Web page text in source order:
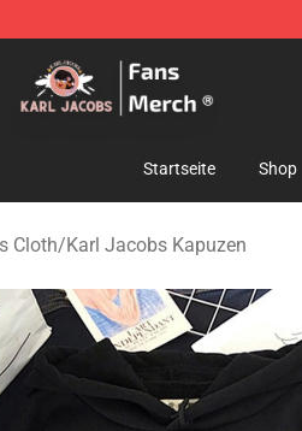
Karl Jacobs Merchandise Shop
Startseite Shop
Cloth/Karl Jacobs Kapuzen